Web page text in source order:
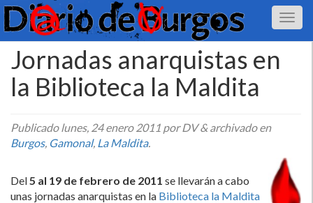
Jornadas anarquistas en
la Biblioteca la Maldita
Publicadolunes, 24 enero 2011 por DV&archivado en
Burgos, Gamonal, La Maldita.
Del5 al 19 de febrero de 2011 se llevarán a cabo
unas jornadas anarquistas en la Biblioteca la Maldita